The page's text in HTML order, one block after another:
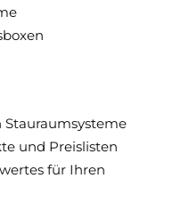
und Preislisten
für Ihren